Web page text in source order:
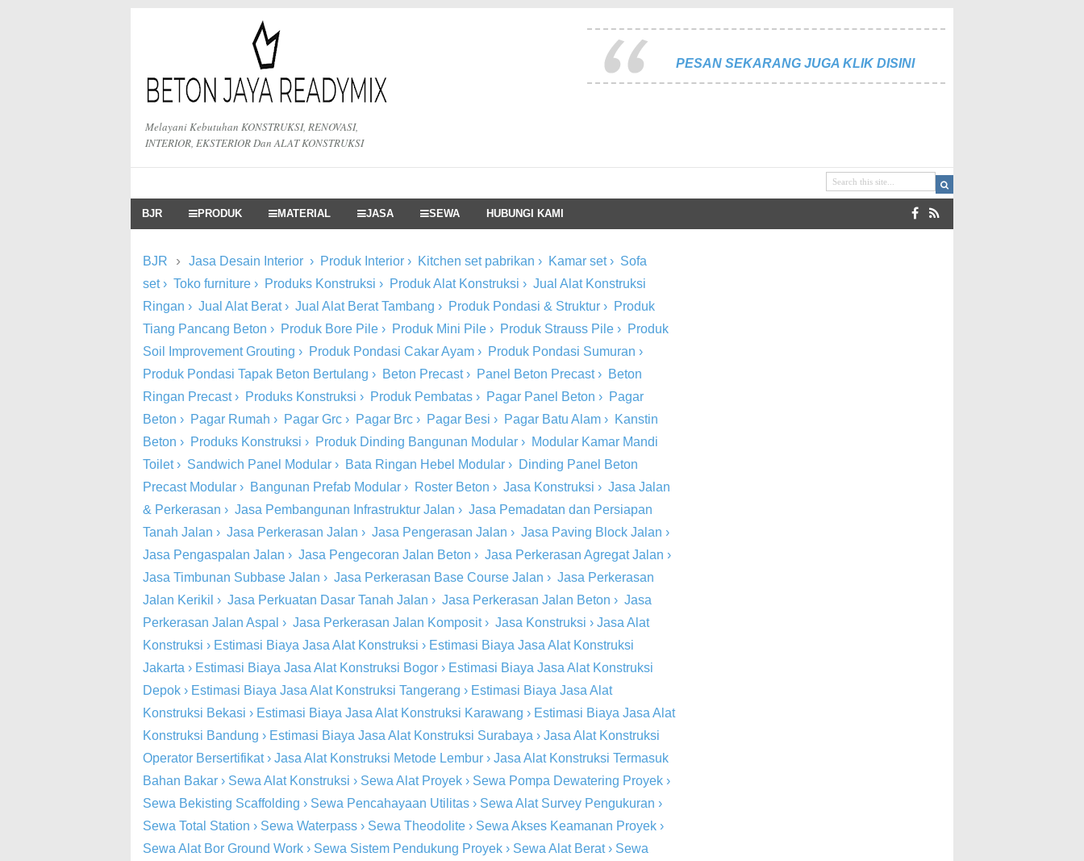
Melayani Kebutuhan KONSTRUKSI, RENOVASI,
INTERIOR, EKSTERIOR Dan ALAT KONSTRUKSI
PESAN SEKARANG JUGA KLIK DISINI
BJR PRODUK MATERIAL JASA SEWA HUBUNGI KAMI
BJR › Jasa Desain Interior › Produk Interior › Kitchen set pabrikan › Kamar set› Sofa
set› Toko furniture › Produks Konstruksi › Produk Alat Konstruksi › Jual Alat Konstruksi
Ringan › Jual Alat Berat› Jual Alat Berat Tambang › Produk Pondasi & Struktur › Produk
Tiang Pancang Beton › Produk Bore Pile › Produk Mini Pile › Produk Strauss Pile › Produk
Soil Improvement Grouting › Produk Pondasi Cakar Ayam › Produk Pondasi Sumuran ›
Produk Pondasi Tapak Beton Bertulang › Beton Precast› Panel Beton Precast› Beton
Ringan Precast› Produks Konstruksi › Produk Pembatas › Pagar Panel Beton › Pagar
Beton › Pagar Rumah › Pagar Grc › Pagar Brc › Pagar Besi › Pagar Batu Alam › Kanstin
Beton › Produks Konstruksi › Produk Dinding Bangunan Modular › Modular Kamar Mandi
Toilet› Sandwich Panel Modular › Bata Ringan Hebel Modular › Dinding Panel Beton
Precast Modular › Bangunan Prefab Modular › Roster Beton › Jasa Konstruksi › Jasa Jalan
& Perkerasan › Jasa Pembangunan Infrastruktur Jalan › Jasa Pemadatan dan Persiapan
Tanah Jalan › Jasa Perkerasan Jalan › Jasa Pengerasan Jalan › Jasa Paving Block Jalan ›
Jasa Pengaspalan Jalan › Jasa Pengecoran Jalan Beton › Jasa Perkerasan Agregat Jalan ›
Jasa Timbunan Subbase Jalan › Jasa Perkerasan Base Course Jalan › Jasa Perkerasan
Jalan Kerikil › Jasa Perkuatan Dasar Tanah Jalan › Jasa Perkerasan Jalan Beton › Jasa
Perkerasan Jalan Aspal › Jasa Perkerasan Jalan Komposit› Jasa Konstruksi › Jasa Alat
Konstruksi › Estimasi Biaya Jasa Alat Konstruksi › Estimasi Biaya Jasa Alat Konstruksi
Jakarta › Estimasi Biaya Jasa Alat Konstruksi Bogor › Estimasi Biaya Jasa Alat Konstruksi
Depok › Estimasi Biaya Jasa Alat Konstruksi Tangerang › Estimasi Biaya Jasa Alat
Konstruksi Bekasi › Estimasi Biaya Jasa Alat Konstruksi Karawang › Estimasi Biaya Jasa Alat
Konstruksi Bandung › Estimasi Biaya Jasa Alat Konstruksi Surabaya › Jasa Alat Konstruksi
Operator Bersertifikat› Jasa Alat Konstruksi Metode Lembur › Jasa Alat Konstruksi Termasuk
Bahan Bakar › Sewa Alat Konstruksi › Sewa Alat Proyek › Sewa Pompa Dewatering Proyek ›
Sewa Bekisting Scaffolding › Sewa Pencahayaan Utilitas › Sewa Alat Survey Pengukuran ›
Sewa Total Station › Sewa Waterpass › Sewa Theodolite › Sewa Akses Keamanan Proyek ›
Sewa Alat Bor Ground Work › Sewa Sistem Pendukung Proyek › Sewa Alat Berat› Sewa